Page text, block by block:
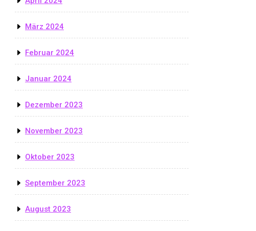
März 2024
Februar 2024
Januar 2024
Dezember 2023
November 2023
Oktober 2023
September 2023
August 2023